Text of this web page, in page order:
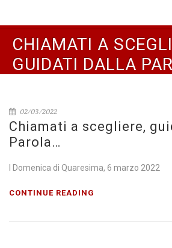
CHIAMATI A
GUIDATI DALLA
02/03/2022
Chiamati a scegliere,
Parola…
I Domenica di Quaresima, 6 marzo 2022
CONTINUE READING